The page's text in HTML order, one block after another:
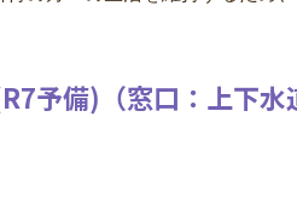
予備)（窓口：上下水